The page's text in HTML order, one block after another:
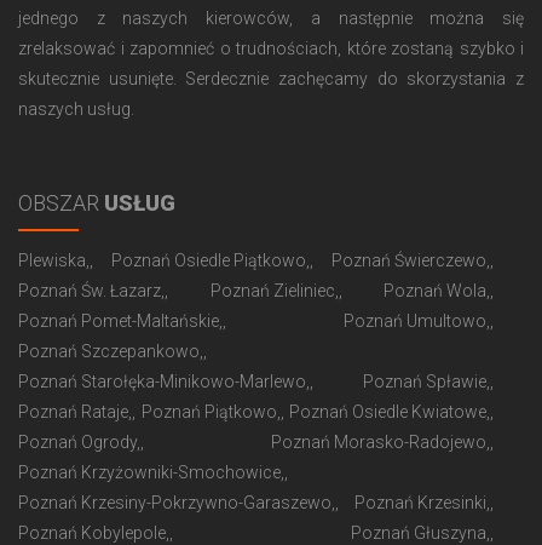
jednego z naszych kierowców, a następnie można się
zrelaksować i zapomnieć o trudnościach, które zostaną szybko i
skutecznie usunięte. Serdecznie zachęcamy do skorzystania z
naszych usług.
OBSZAR USŁUG
Plewiska, Poznań Osiedle Piątkowo,
Poznań Świerczewo,
Poznań Św. Łazarz,
Poznań Zieliniec,
Poznań Wola,
Poznań Pomet-Maltańskie,
Poznań Umultowo,
Poznań Szczepankowo,
Poznań Starołęka-Minikowo-Marlewo,
Poznań Spławie,
Poznań Rataje,
Poznań Piątkowo,
Poznań Osiedle Kwiatowe,
Poznań Ogrody,
Poznań Morasko-Radojewo,
Poznań Krzyżowniki-Smochowice,
Poznań Krzesiny-Pokrzywno-Garaszewo,
Poznań Krzesinki,
Poznań Kobylepole,
Poznań Głuszyna,